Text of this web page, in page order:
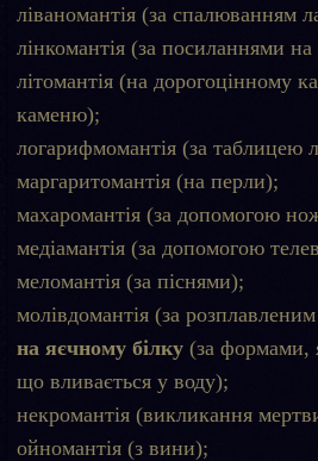
ліваномантія (за спалюванням
лінкомантія (за посиланнями на
літомантія (на дорогоцінному
каменю);
логарифмомантія (за таблицею
маргаритомантія (на перли);
махаромантія (за допомогою
медіамантія (за допомогою
меломантія (за піснями);
молівдомантія (за
на яєчному білку (за формами,
що вливається у воду);
некромантія (викликання
ойномантія (з вини);